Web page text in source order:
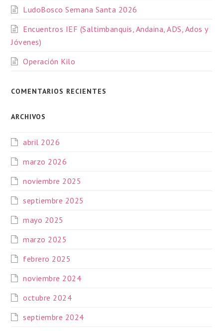
LudoBosco Semana Santa 2026
Encuentros IEF (Saltimbanquis, Andaina, ADS, Ados y
Jóvenes)
Operación Kilo
COMENTARIOS RECIENTES
ARCHIVOS
abril 2026
marzo 2026
noviembre 2025
septiembre 2025
mayo 2025
marzo 2025
febrero 2025
noviembre 2024
octubre 2024
septiembre 2024